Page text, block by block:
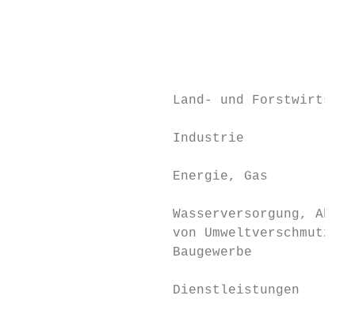
Land- und
                    Industrie
                    Energie, Gas
Wasserversorgung,
von
                    Baugewerbe
                    Dienstleistungen